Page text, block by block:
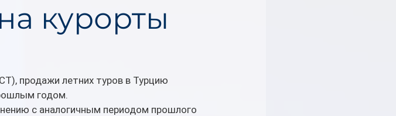
курорты
продажи летних туров в Турцию
годом.
с аналогичным периодом прошлого